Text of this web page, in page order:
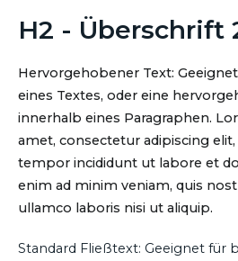
H2 - Überschrift
Hervorgehobener Text:
eines Textes, oder eine
innerhalb eines Paragraphen.
amet, consectetur adipiscing elit,
tempor incididunt ut labore et
enim ad minim veniam, quis
ullamco laboris nisi ut aliquip.
Standard Fließtext: Geeignet für